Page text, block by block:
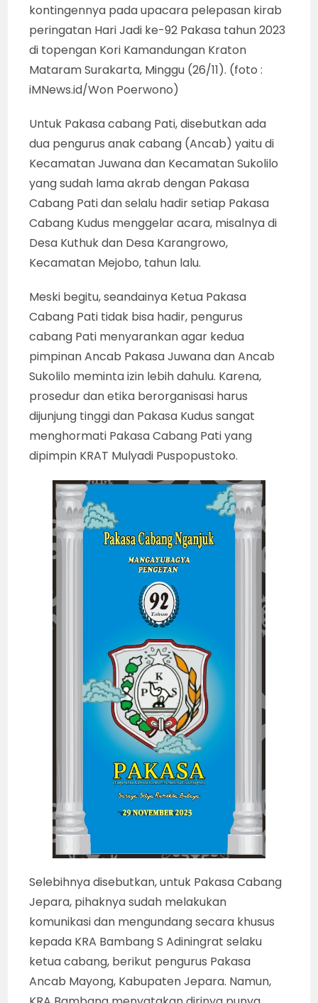
kontingennya pada upacara pelepasan kirab
peringatan Hari Jadi ke-92 Pakasa tahun 2023
di topengan Kori Kamandungan Kraton
Mataram Surakarta, Minggu (26/11). (foto :
iMNews.id/Won Poerwono)
Untuk Pakasa cabang Pati, disebutkan ada
dua pengurus anak cabang (Ancab) yaitu di
Kecamatan Juwana dan Kecamatan Sukolilo
yang sudah lama akrab dengan Pakasa
Cabang Pati dan selalu hadir setiap Pakasa
Cabang Kudus menggelar acara, misalnya di
Desa Kuthuk dan Desa Karangrowo,
Kecamatan Mejobo, tahun lalu.
Meski begitu, seandainya Ketua Pakasa
Cabang Pati tidak bisa hadir, pengurus
cabang Pati menyarankan agar kedua
pimpinan Ancab Pakasa Juwana dan Ancab
Sukolilo meminta izin lebih dahulu. Karena,
prosedur dan etika berorganisasi harus
dijunjung tinggi dan Pakasa Kudus sangat
menghormati Pakasa Cabang Pati yang
dipimpin KRAT Mulyadi Puspopustoko.
Selebihnya disebutkan, untuk Pakasa Cabang
Jepara, pihaknya sudah melakukan
komunikasi dan mengundang secara khusus
kepada KRA Bambang S Adiningrat selaku
ketua cabang, berikut pengurus Pakasa
Ancab Mayong, Kabupaten Jepara. Namun,